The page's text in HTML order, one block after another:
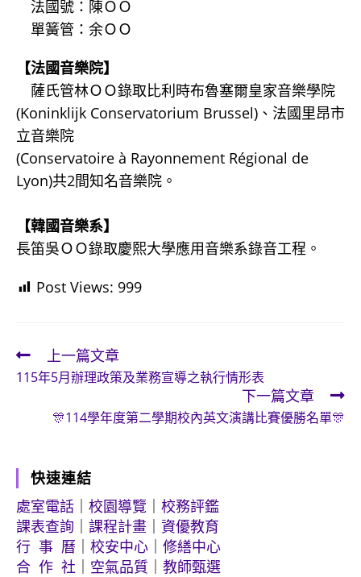
法國號：陳ＯＯ
單簧管：余ＯＯ
【法國音樂院】
薩氏管林ＯＯ錄取比利時布魯塞爾皇家音樂學院
(Koninklijk Conservatorium Brussel)、法國里昂市
立音樂院
(Conservatoire à Rayonnement Régional de
Lyon)共2間知名音樂院。
【韓國音樂系】
長笛吳ＯＯ錄取慶熙大學應用音樂系錄音工程。
Post Views: 999
Read
more
articles
上一篇文章
115年5月辦理政策及業務宣導之執行情形表
下一篇文章
🎊114學年度第二學期校內英文演講比賽優勝名單🎊
快速連結
處室電話
校園導覽
校務評鑑
課表查詢
課程計畫
資優教育
行 事 曆
校安中心
修繕中心
合 作 社
空氣品質 教師甄選